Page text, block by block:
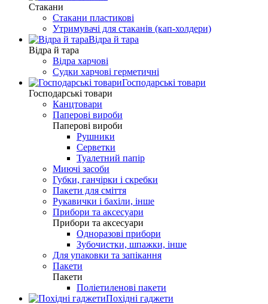
Стакани
Стакани пластикові
Утримувачі для стаканів (кап-холдери)
Відра й тара
Відра й тара
Відра харчові
Судки харчові герметичні
Господарські товари
Господарські товари
Канцтовари
Паперові вироби
Паперові вироби
Рушники
Серветки
Туалетний папір
Миючі засоби
Губки, ганчірки і скребки
Пакети для сміття
Рукавички і бахіли, інше
Прибори та аксесуари
Прибори та аксесуари
Одноразові прибори
Зубочистки, шпажки, інше
Для упаковки та запікання
Пакети
Пакети
Поліетиленові пакети
Похідні гаджети